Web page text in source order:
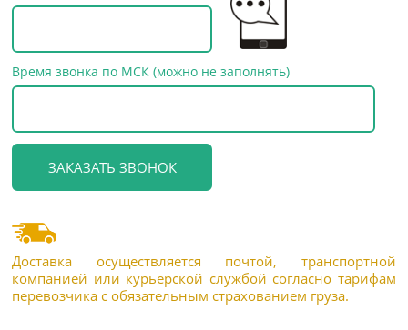
Время звонка по МСК (можно не заполнять)
Доставка осуществляется почтой, транспортной
компанией или курьерской службой согласно тарифам
перевозчика с обязательным страхованием груза.